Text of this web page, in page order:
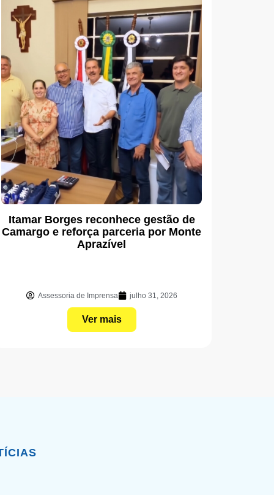
Itamar Borges reconhece gestão de
Camargo e reforça parceria por Monte
Aprazível
Assessoria de Imprensa julho 31, 2026
Ver mais